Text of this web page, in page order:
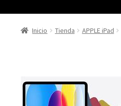
Inicio Tienda APPLE iPad